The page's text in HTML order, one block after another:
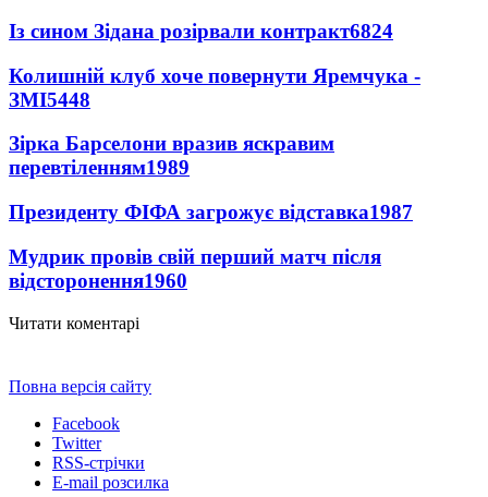
Із сином Зідана розірвали контракт6824
Колишній клуб хоче повернути Яремчука -
ЗМІ5448
Зірка Барселони вразив яскравим
перевтіленням1989
Президенту ФІФА загрожує відставка1987
Мудрик провів свій перший матч після
відсторонення1960
Читати коментарі
Повна версія сайту
Facebook
Twitter
RSS-стрічки
E-mail розсилка